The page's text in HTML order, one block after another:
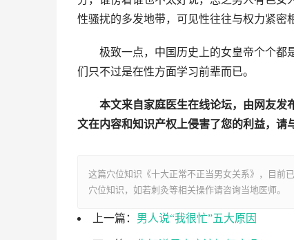
性骚扰的多发地带，可见性往往与权力紧密
极致一点，中国历史上的女皇帝个个都
们只不过是在性方面学习前辈而已。
本文来自家庭医生在线论坛，由网友发
文在内容和知识产权上侵害了您的利益，请
这篇穴位知识《十大正常不正当男女关系》，目前
穴位知识，如若刺灸等相关操作请咨询当地医师。
上一篇： 男人说“我很忙”五大原因